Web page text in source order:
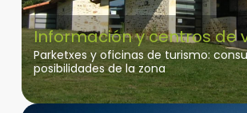
Información y centros de
Parketxes y oficinas de turismo:
posibilidades de la zona